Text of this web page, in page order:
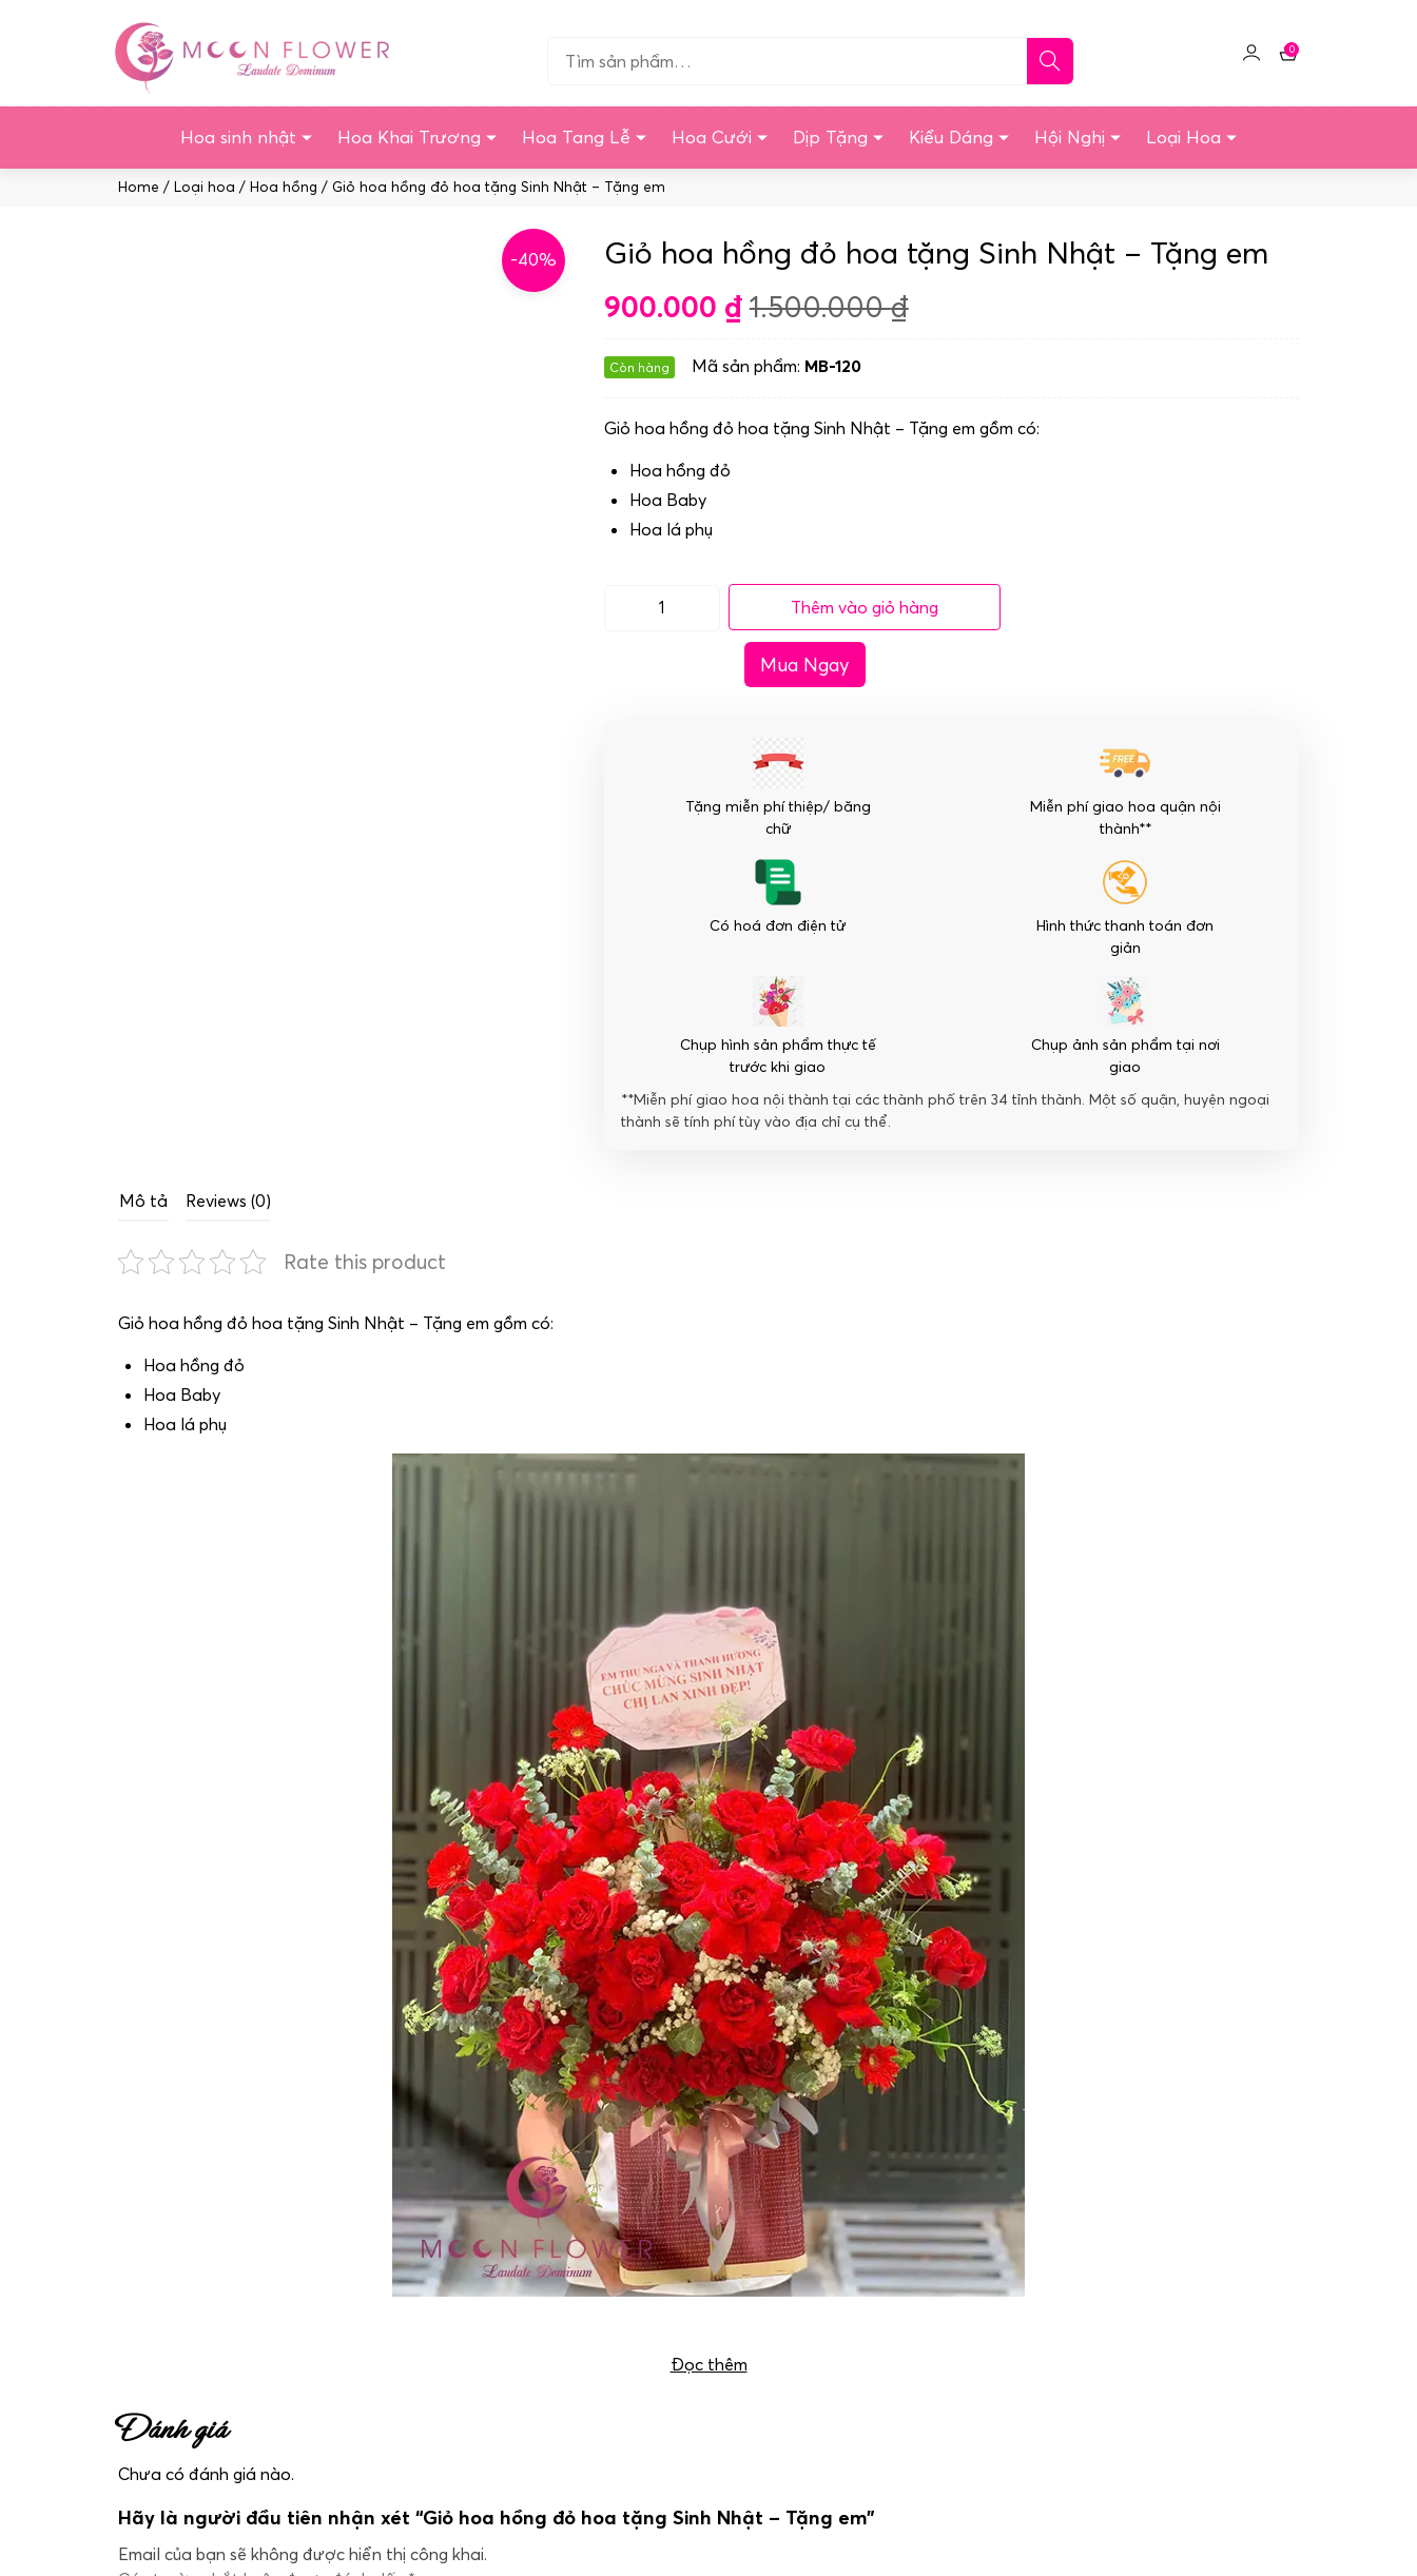
Tìm…
Click
tài
0
Giỏ
Hoa sinh nhật Hoa Khai Trương Hoa Tang Lễ Hoa Cưới Dịp Tặng Kiểu Dáng Hội Nghị Loại Hoa
Home / Loại hoa / Hoa hồng / Giỏ hoa hồng đỏ hoa tặng Sinh Nhật – Tặng em
-40% Giỏ hoa hồng đỏ hoa tặng Sinh Nhật – Tặng em
900.000 ₫ 1.500.000₫
Còn hàng Mã sản phẩm: MB-120
Giỏ hoa hồng đỏ hoa tặng Sinh Nhật – Tặng em gồm có:
Hoa hồng đỏ
Hoa Baby
Hoa lá phụ
Giỏ
Nhật
Thêm vào giỏ hàng
Mua Ngay
Tặng miễn phí thiệp/ băng
chữ
Miễn phí giao hoa quận nội
thành**
Có hoá đơn điện tử
Hình thức thanh toán đơn
giản
Chụp hình sản phẩm thực tế
trước khi giao
Chụp ảnh sản phẩm tại nơi
giao
**Miễn phí giao hoa nội thành tại các thành phố trên 34 tỉnh thành. Một số quận, huyện ngoại
thành sẽ tính phí tùy vào địa chỉ cụ thể.
Mô tả Reviews (0)
Rate this product
Giỏ hoa hồng đỏ hoa tặng Sinh Nhật – Tặng em gồm có:
Hoa hồng đỏ
Hoa Baby
Hoa lá phụ
Đọc thêm
Đánh giá
Chưa có đánh giá nào.
Hãy là người đầu tiên nhận xét “Giỏ hoa hồng đỏ hoa tặng Sinh Nhật – Tặng em”
Email của bạn sẽ không được hiển thị công khai.